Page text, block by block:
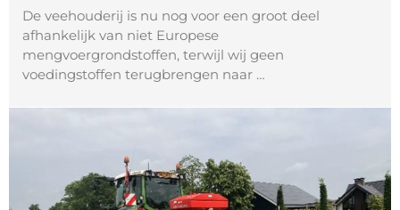
De veehouderij is nu nog voor een groot deel
afhankelijk van niet Europese
mengvoergrondstoffen, terwijl wij geen
voedingstoffen terugbrengen naar …